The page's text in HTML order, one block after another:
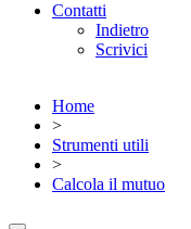
Contatti
Indietro
Scrivici
Home
>
Strumenti utili
>
Calcola il mutuo